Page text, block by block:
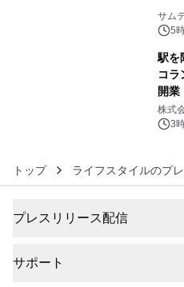
サム
5
駅を
コラ
開業
株式
3
トップ ライフスタイルのプ
プレスリリース配信
サポート